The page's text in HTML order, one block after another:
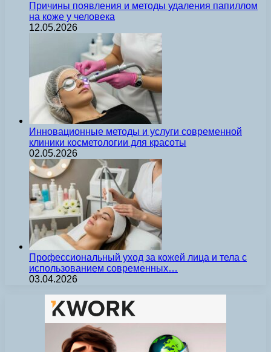
Причины появления и методы удаления папиллом
на коже у человека
12.05.2026
Инновационные методы и услуги современной
клиники косметологии для красоты
02.05.2026
Профессиональный уход за кожей лица и тела с
использованием современных…
03.04.2026